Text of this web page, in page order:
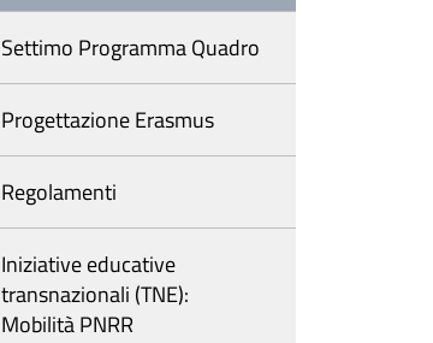
Settimo Programma Quadro
Progettazione Erasmus
Regolamenti
Iniziative educative
transnazionali (TNE):
Mobilità PNRR